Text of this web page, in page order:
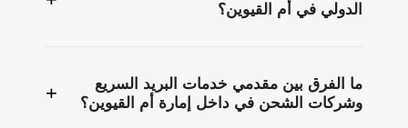
الدولي في أم القيوين؟
ما الفرق بين مقدمي خدمات البريد السريع
وشركات الشحن في داخل إمارة أم القيوين؟
+